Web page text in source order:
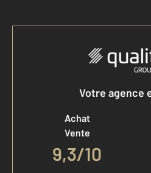
Votre agence
Achat
Vente
9,3/10